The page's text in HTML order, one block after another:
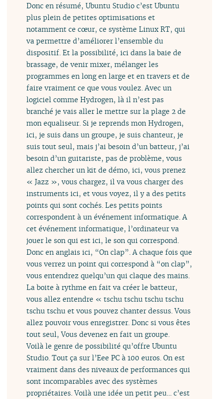
Donc en résumé, Ubuntu Studio c’est Ubuntu
plus plein de petites optimisations et
notamment ce cœur, ce système Linux RT, qui
va permettre d’améliorer l’ensemble du
dispositif. Et la possibilité, ici dans la baie de
brassage, de venir mixer, mélanger les
programmes en long en large et en travers et de
faire vraiment ce que vous voulez. Avec un
logiciel comme Hydrogen, là il n’est pas
branché je vais aller le mettre sur la plage 2 de
mon equaliseur. Si je reprends mon Hydrogen,
ici, je suis dans un groupe, je suis chanteur, je
suis tout seul, mais j’ai besoin d’un batteur, j’ai
besoin d’un guitariste, pas de problème, vous
allez chercher un kit de démo, ici, vous prenez
« Jazz », vous chargez, il va vous charger des
instruments ici, et vous voyez, il y a des petits
points qui sont cochés. Les petits points
correspondent à un événement informatique. A
cet événement informatique, l’ordinateur va
jouer le son qui est ici, le son qui correspond.
Donc en anglais ici, “On clap”. A chaque fois que
vous verrez un point qui correspond à “on clap”,
vous entendrez quelqu’un qui claque des mains.
La boite à rythme en fait va créer le batteur,
vous allez entendre « tschu tschu tschu tschu
tschu tschu et vous pouvez chanter dessus. Vous
allez pouvoir vous enregistrer. Donc si vous êtes
tout seul, Vous devenez en fait un groupe.
Voilà le genre de possibilité qu’offre Ubuntu
Studio. Tout ça sur l’Eee PC à 100 euros. On est
vraiment dans des niveaux de performances qui
sont incomparables avec des systèmes
propriétaires. Voilà une idée un petit peu… c’est